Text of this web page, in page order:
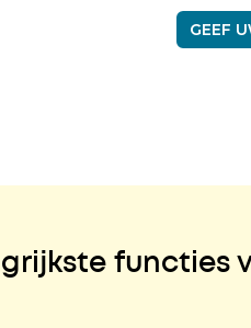
GEEF
functies